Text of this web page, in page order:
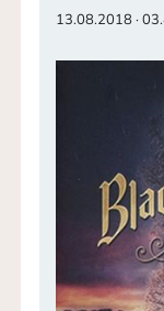
13.08.2018 ·